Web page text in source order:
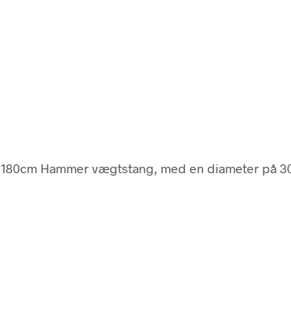
. 180cm Hammer vægtstang, med en diameter på